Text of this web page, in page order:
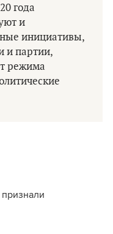
года
и
инициативы,
и партии,
режима